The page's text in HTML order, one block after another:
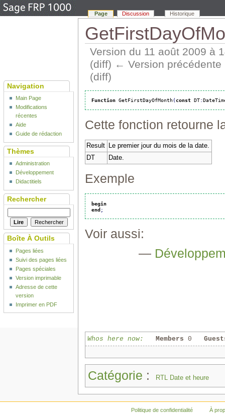
Version du 11 août 2009 à
(diff) ← Version
(diff)
Function GetFirstDayOfMonth(const DT:
Cette fonction retourne
Result
Le premier jour du mois de la date.
DT
Date.
Exemple
begin
end;
Voir aussi:
—
Whos here now: Members 0
Catégorie : RTL Date et heure
Page Discussion Historique
Navigation
Main Page
Modifications
récentes
Aide
Guide de rédaction
Thèmes
Administration
Développement
Didactitiels
Rechercher
Boîte À Outils
Pages liées
Suivi des pages liées
Pages spéciales
Version imprimable
Adresse de cette
version
Imprimer en PDF
Politique de confidentialité À